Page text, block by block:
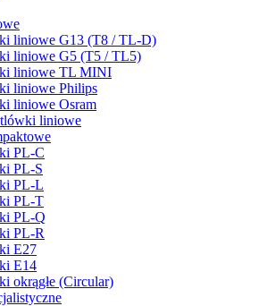
liniowe G13 (T8 / TL-D)
liniowe G5 (T5 / TL5)
liniowe TL MINI
liniowe Philips
liniowe Osram
liniowe
PL-C
PL-S
PL-L
PL-T
PL-Q
PL-R
E27
E14
okrągłe (Circular)